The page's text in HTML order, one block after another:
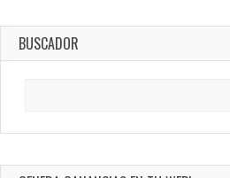
BUSCADOR